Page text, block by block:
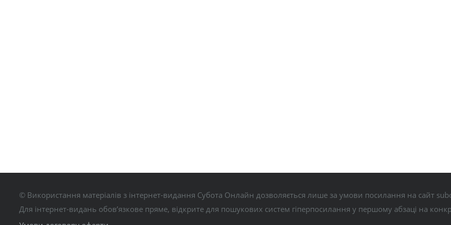
© Використання матеріалів з інтернет-видання Субота Онлайн дозволяється лише за умови посилання на сайт
Для інтернет-видань обов’язкове пряме, відкрите для пошукових систем гіперпосилання у першому абзаці на